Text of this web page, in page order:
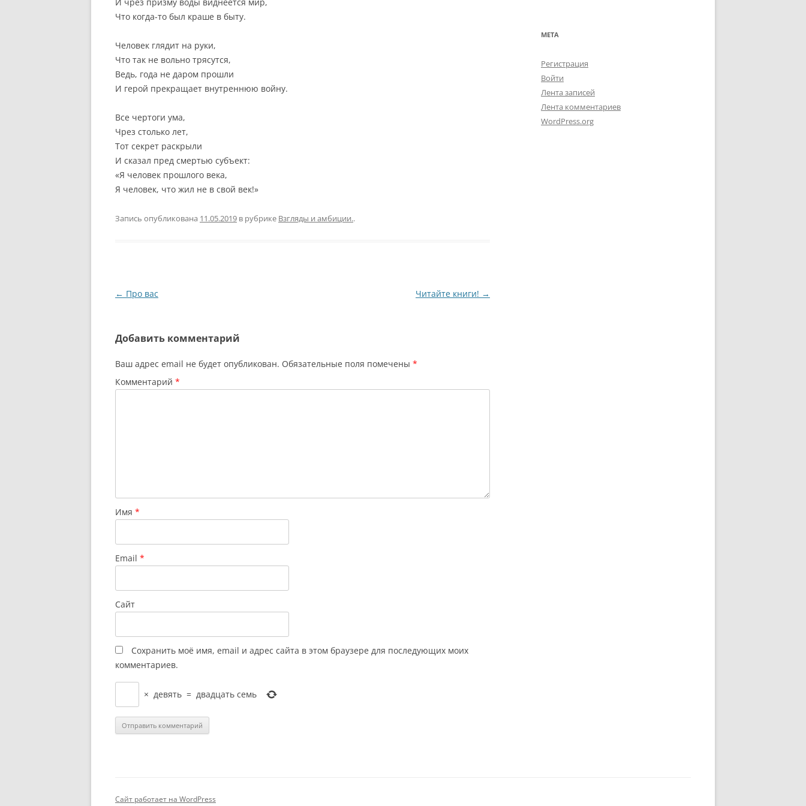
Что когда-то был краше в быту.
Человек глядит на руки,
Что так не вольно трясутся,
Ведь, года не даром прошли
И герой прекращает внутреннюю войну.
Все чертоги ума,
Чрез столько лет,
Тот секрет раскрыли
И сказал пред смертью субъект:
«Я человек прошлого века,
Я человек, что жил не в свой век!»
Запись опубликована 11.05.2019 в рубрике Взгляды и амбиции..
Навигация
← Про вас Читайте книги! →
Добавить комментарий
Ваш адрес email не будет опубликован. Обязательные поля помечены *
Комментарий *
Имя *
Email *
Сайт
Сохранить моё имя, email и адрес сайта в этом браузере для последующих моих
комментариев.
× девять = двадцать семь
МЕТА
Регистрация
Войти
Лента записей
Лента комментариев
WordPress.org
Сайт работает на WordPress